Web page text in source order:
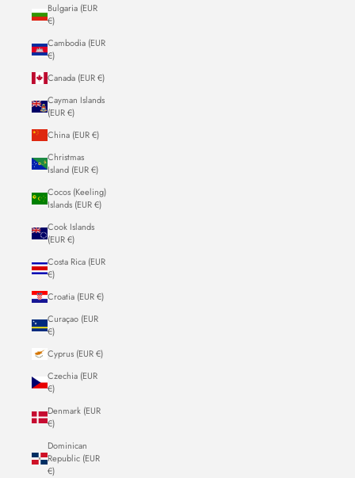
Bulgaria (EUR
€)
Cambodia (EUR
€)
Canada (EUR €)
Cayman Islands
(EUR €)
China (EUR €)
Christmas
Island (EUR €)
Cocos (Keeling)
Islands (EUR €)
Cook Islands
(EUR €)
Costa Rica (EUR
€)
Croatia (EUR €)
Curaçao (EUR
€)
Cyprus (EUR €)
Czechia (EUR
€)
Denmark (EUR
€)
Dominican
Republic (EUR
€)